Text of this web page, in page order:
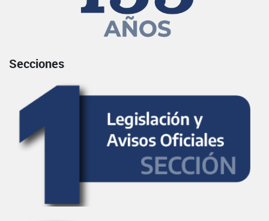
Secciones